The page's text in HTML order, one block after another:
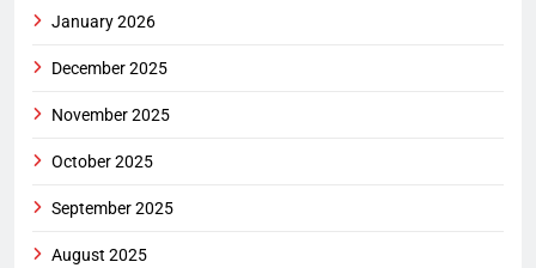
January 2026
December 2025
November 2025
October 2025
September 2025
August 2025